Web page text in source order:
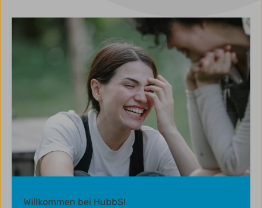
Willkommen bei HubbS!